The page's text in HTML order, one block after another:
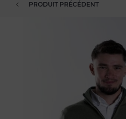
PRODUIT PRÉCÉDENT